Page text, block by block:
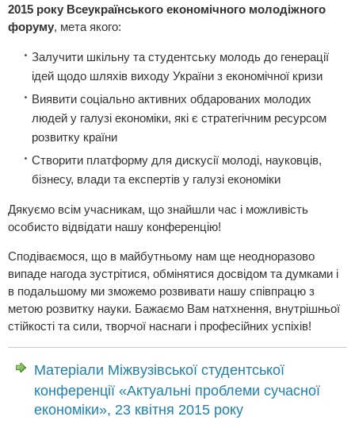
2015 року Всеукраїнського економічного молодіжного
форуму, мета якого:
Залучити шкільну та студентську молодь до генерації
ідей щодо шляхів виходу України з економічної кризи
Виявити соціально активних обдарованих молодих
людей у галузі економіки, які є стратегічним ресурсом
розвитку країни
Створити платформу для дискусії молоді, науковців,
бізнесу, влади та експертів у галузі економіки
Дякуємо всім учасникам, що знайшли час і можливість
особисто відвідати нашу конференцію!
Сподіваємося, що в майбутньому нам ще неодноразово
випаде нагода зустрітися, обмінятися досвідом та думками і
в подальшому ми зможемо розвивати нашу співпрацю з
метою розвитку науки. Бажаємо Вам натхнення, внутрішньої
стійкості та сили, творчої наснаги і професійних успіхів!
Матеріали Міжвузівської студентської
конференції «Актуальні проблеми сучасної
економіки», 23 квітня 2015 року